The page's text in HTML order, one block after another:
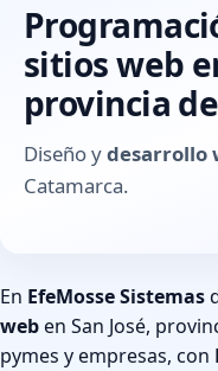
sitios web
provincia
Diseño ydesarrollo
Catamarca.
En EfeMosse Sistemas
weben San José,
pymes y empresas, con